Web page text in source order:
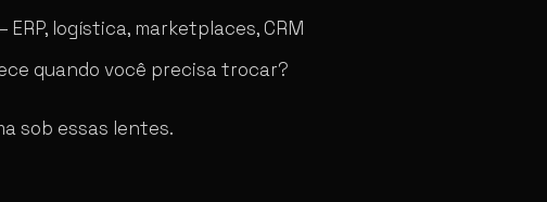
ERP, logística, marketplaces, CRM
quando você precisa trocar?
sob essas lentes.